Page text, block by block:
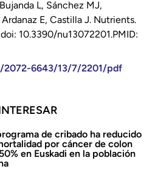
L, Sánchez MJ,
E, Castilla J. Nutrients.
10.3390/nu13072201.PMID:
6643/13/7/2201/pdf
de cribado ha reducido
por cáncer de colon
en Euskadi en la población